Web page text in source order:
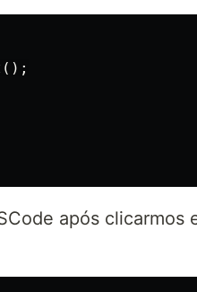
após clicarmos